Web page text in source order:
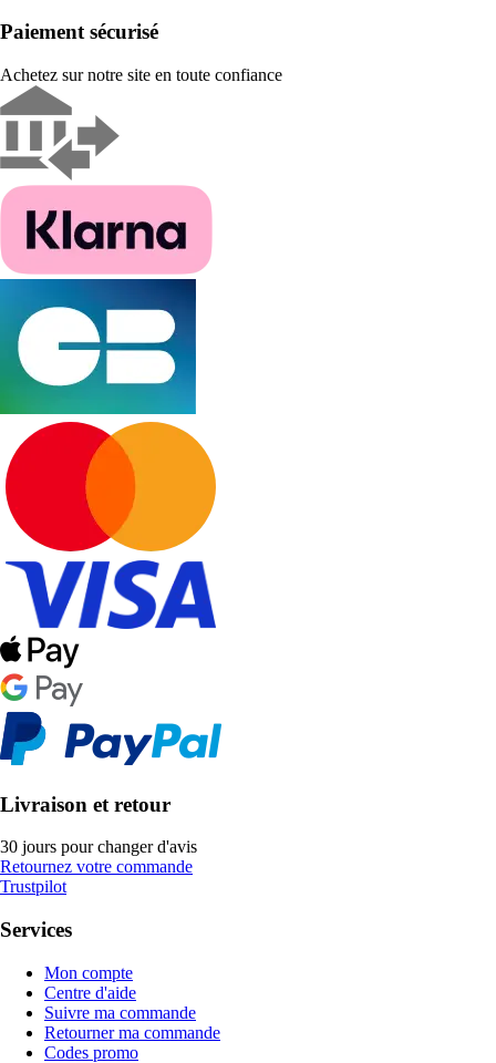
Paiement sécurisé
Achetez sur notre site en toute confiance
Livraison et retour
30 jours pour changer d'avis
Retournez votre commande
Trustpilot
Services
Mon compte
Centre d'aide
Suivre ma commande
Retourner ma commande
Codes promo